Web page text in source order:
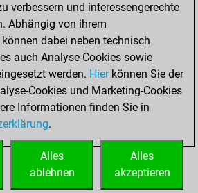
0
0
verbessern und interessengerechte
Abhängig von ihrem
dabei neben technisch
auch Analyse-Cookies sowie
werden. Hierkönnen Sie der
Cookies und Marketing-Cookies
Informationen finden Sie in
.
Alles
akzeptieren
Alles
ablehnen